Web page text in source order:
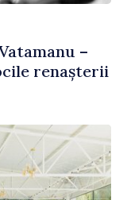
–
renașterii